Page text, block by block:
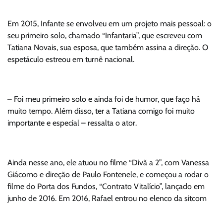
Em 2015, Infante se envolveu em um projeto mais pessoal: o
seu primeiro solo, chamado “Infantaria”, que escreveu com
Tatiana Novais, sua esposa, que também assina a direção. O
espetáculo estreou em turnê nacional.
– Foi meu primeiro solo e ainda foi de humor, que faço há
muito tempo. Além disso, ter a Tatiana comigo foi muito
importante e especial – ressalta o ator.
Ainda nesse ano, ele atuou no filme “Divã a 2”, com Vanessa
Giácomo e direção de Paulo Fontenele, e começou a rodar o
filme do Porta dos Fundos, “Contrato Vitalício”, lançado em
junho de 2016. Em 2016, Rafael entrou no elenco da sitcom